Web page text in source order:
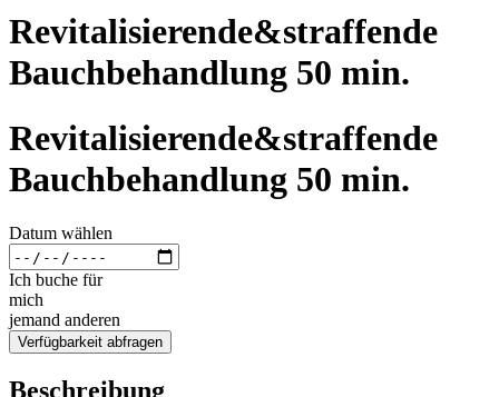
Revitalisierende&straffende
Bauchbehandlung 50 min.
Revitalisierende&straffende
Bauchbehandlung 50 min.
Datum wählen
Ich buche für
mich
jemand anderen
Verfügbarkeit abfragen
Beschreibung